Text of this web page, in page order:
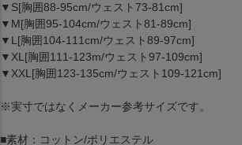
▼S[胸囲88-95cm/ウェスト73-81cm]
▼M[胸囲95-104cm/ウェスト81-89cm]
▼L[胸囲104-111cm/ウェスト89-97cm]
▼XL[胸囲111-123m/ウェスト97-109cm]
▼XXL[胸囲123-135cm/ウェスト109-121cm]
※実寸ではなくメーカー参考サイズです。
■素材：コットン/ポリエステル